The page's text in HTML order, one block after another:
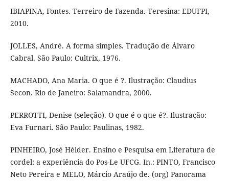
IBIAPINA, Fontes. Terreiro de Fazenda. Teresina: EDUFPI,
2010.
JOLLES, André. A forma simples. Tradução de Álvaro
Cabral. São Paulo: Cultrix, 1976.
MACHADO, Ana Maria. O que é ?. Ilustração: Claudius
Secon. Rio de Janeiro: Salamandra, 2000.
PERROTTI, Denise (seleção). O que é o que é?. Ilustração:
Eva Furnari. São Paulo: Paulinas, 1982.
PINHEIRO, José Hélder. Ensino e Pesquisa em Literatura de
cordel: a experiência do Pos-Le UFCG. In.: PINTO, Francisco
Neto Pereira e MELO, Márcio Araújo de. (org) Panorama